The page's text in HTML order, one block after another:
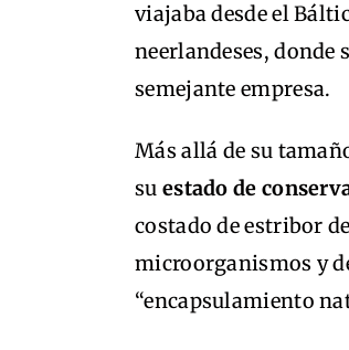
viajaba desde el
neerlandeses, donde
semejante empresa.
Más allá de su
su estado de
costado de estribor
microorganismos y
“encapsulamiento